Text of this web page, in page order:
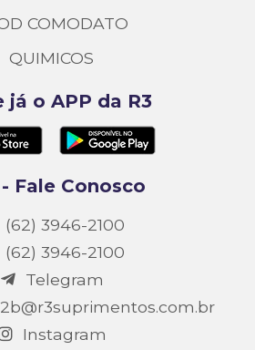
COMODATO
QUIMICOS
já o APP da R3
- Fale Conosco
(62) 3946-2100
(62) 3946-2100
Telegram
Instagram